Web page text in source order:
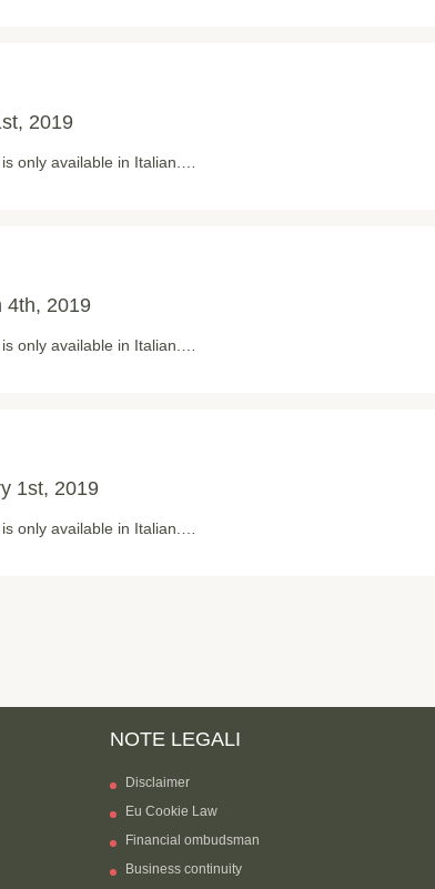
2019
only available in Italian.…
4th, 2019
only available in Italian.…
1st, 2019
only available in Italian.…
NOTE LEGALI
Disclaimer
Eu Cookie Law
Financial ombudsman
Business continuity